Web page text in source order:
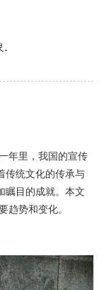
.
年里，我国的宣传
传统文化的传承与
瞩目的成就。本文
势和变化。